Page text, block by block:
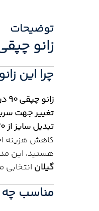
توضیحات
زانو چپقی ۹۰ درجه ۲۰×۲۵ آذین
چرا این
زانو چپقی ۹۰ درجه ۲۰×۲۵ آذین
تغییر جهت
تبدیل سایز از ۲۰ به ۲۵ میلی‌متر
کاهش هزینه
هستید، این
گیلان
مناسب